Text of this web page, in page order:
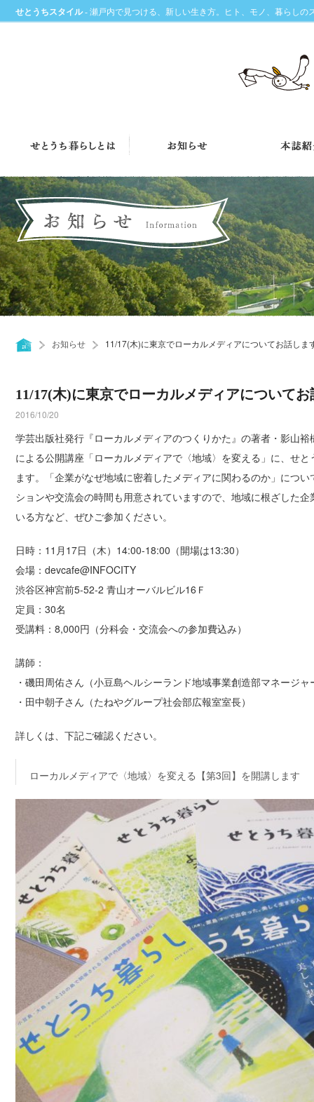
せとうちスタイル - 瀬戸内で見つける、新しい生き方。ヒト、モノ、暮らしの
お知らせ 11/17(木)に東京でローカルメディアについてお話しま
11/17(木)に東京でローカルメディアについて
2016/10/20
学芸出版社発行『ローカルメディアのつくりかた』の著者・影山
による公開講座「ローカルメディアで〈地域〉を変える」に、せ
ます。「企業がなぜ地域に密着したメディアに関わるのか」につ
ションや交流会の時間も用意されていますので、地域に根ざした
いる方など、ぜひご参加ください。
日時：11月17日（木）14:00-18:00（開場は13:30）
会場：devcafe@INFOCITY
渋谷区神宮前5-52-2 青山オーバルビル16Ｆ
定員：30名
受講料：8,000円（分科会・交流会への参加費込み）
講師：
・磯田周佑さん（小豆島ヘルシーランド地域事業創造部マネージャ
・田中朝子さん（たねやグループ社会部広報室室長）
詳しくは、下記ご確認ください。
ローカルメディアで〈地域〉を変える【第3回】を開講します